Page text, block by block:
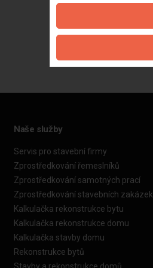
Naše služby
Servis pro stavební firmy
Zprostředkování řemeslníků
Zprostředkování samotných prací
Zprostředkování stavebních zakázek
Kalkulačka rekonstrukce bytu
Kalkulačka rekonstrukce domu
Kalkulačka stavby domu
Rekonstrukce bytů